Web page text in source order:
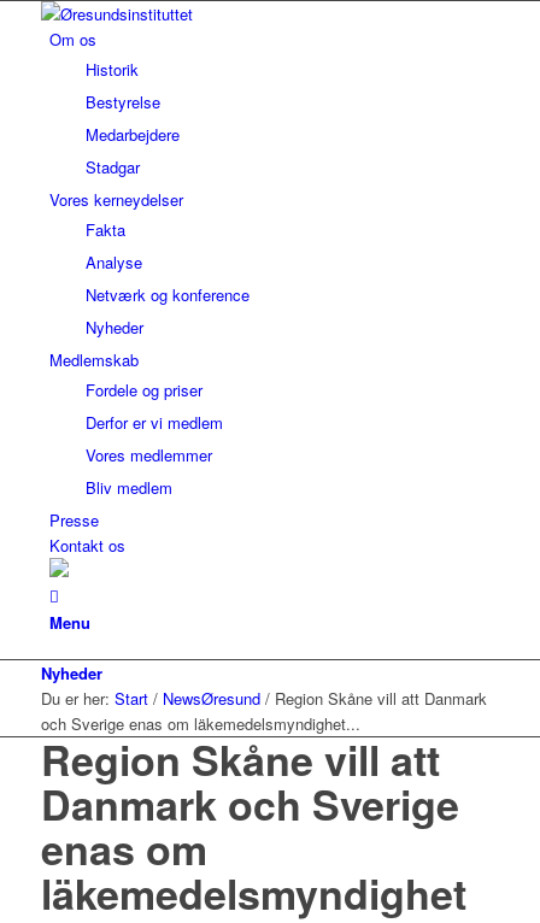
Om os
Historik
Bestyrelse
Medarbejdere
Stadgar
Vores kerneydelser
Fakta
Analyse
Netværk og konference
Nyheder
Medlemskab
Fordele og priser
Derfor er vi medlem
Vores medlemmer
Bliv medlem
Presse
Kontakt os
Menu
Nyheder
Du er her: Start / NewsØresund / Region Skåne vill att Danmark
och Sverige enas om läkemedelsmyndighet...
Region Skåne vill att
Danmark och Sverige
enas om
läkemedelsmyndighet